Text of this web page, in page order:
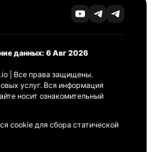
данных: 6 Авг 2026
| Все права защищены.
услуг. Вся информация
носит ознакомительный
cookie для сбора статической